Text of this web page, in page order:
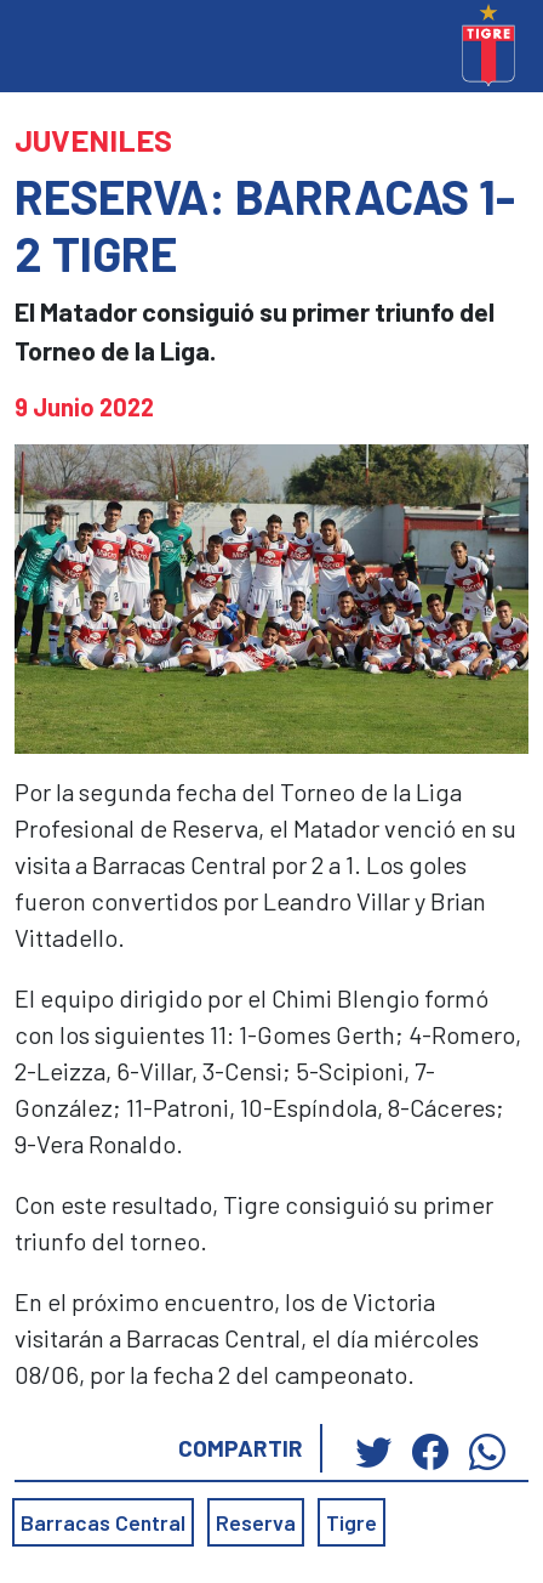
JUVENILES
RESERVA: BARRACAS 1-
2 TIGRE
El Matador consiguió su primer triunfo del
Torneo de la Liga.
9 Junio 2022
Por la segunda fecha del Torneo de la Liga
Profesional de Reserva, el Matador venció en su
visita a Barracas Central por 2 a 1. Los goles
fueron convertidos por Leandro Villar y Brian
Vittadello.
El equipo dirigido por el Chimi Blengio formó
con los siguientes 11: 1-Gomes Gerth; 4-Romero,
2-Leizza, 6-Villar, 3-Censi; 5-Scipioni, 7-
González; 11-Patroni, 10-Espíndola, 8-Cáceres;
9-Vera Ronaldo.
Con este resultado, Tigre consiguió su primer
triunfo del torneo.
En el próximo encuentro, los de Victoria
visitarán a Barracas Central, el día miércoles
08/06, por la fecha 2 del campeonato.
COMPARTIR
Haz
clic
Haz
clic
Barracas Central Reserva Tigre